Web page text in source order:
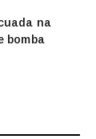
na
bomba